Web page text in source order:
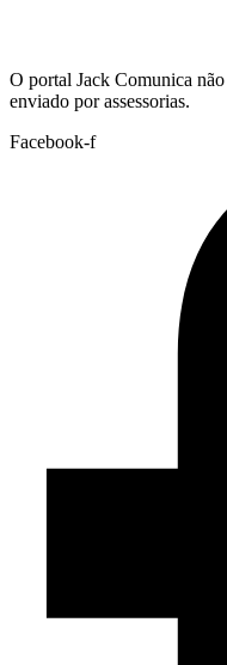
O portal Jack Comunica
enviado por assessorias.
Facebook-f